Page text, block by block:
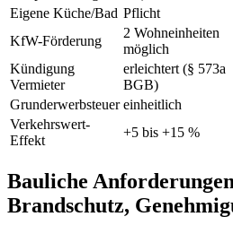
Eigene Küche/Bad Pflicht
KfW-Förderung
2 Wohneinheiten
möglich
Kündigung
Vermieter
erleichtert (§ 573a
BGB)
Grunderwerbsteuer einheitlich
Verkehrswert-
Effekt
+5 bis +15 %
Bauliche
Brandschutz,